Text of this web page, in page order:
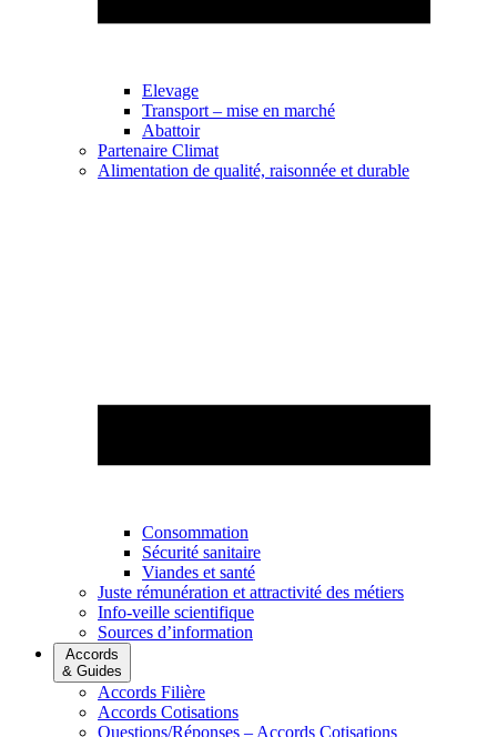
Elevage
Transport – mise en marché
Abattoir
Partenaire Climat
Alimentation de qualité, raisonnée et durable
Consommation
Sécurité sanitaire
Viandes et santé
Juste rémunération et attractivité des métiers
Info-veille scientifique
Sources d’information
Accords
& Guides
Accords Filière
Accords Cotisations
Questions/Réponses – Accords Cotisations